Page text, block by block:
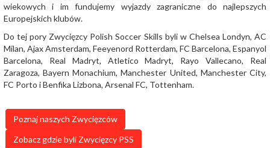
wiekowych i im fundujemy wyjazdy zagraniczne do najlepszych
Europejskich klubów.
Do tej pory Zwycięzcy Polish Soccer Skills byli w Chelsea Londyn, AC
Milan, Ajax Amsterdam, Feeyenord Rotterdam, FC Barcelona, Espanyol
Barcelona, Real Madryt, Atletico Madryt, Rayo Vallecano, Real
Zaragoza, Bayern Monachium, Manchester United, Manchester City,
FC Porto i Benfika Lizbona, Arsenal FC, Tottenham.
Poznaj naszych Zwycięzców
Zobacz gdzie byli Zwycięzcy PSS